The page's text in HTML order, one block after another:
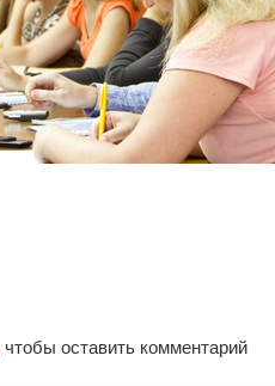
чтобы оставить комментарий